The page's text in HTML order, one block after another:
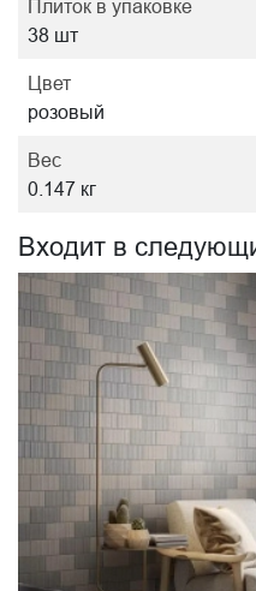
Плиток в упаковке
38 шт
Цвет
розовый
Вес
0.147 кг
Входит в